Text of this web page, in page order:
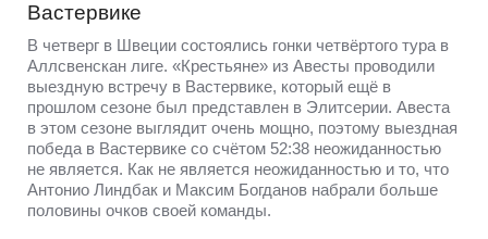
Вастервике
В четверг в Швеции состоялись гонки четвёртого тура в
Аллсвенскан лиге. «Крестьяне» из Авесты проводили
выездную встречу в Вастервике, который ещё в
прошлом сезоне был представлен в Элитсерии. Авеста
в этом сезоне выглядит очень мощно, поэтому выездная
победа в Вастервике со счётом 52:38 неожиданностью
не является. Как не является неожиданностью и то, что
Антонио Линдбак и Максим Богданов набрали больше
половины очков своей команды.